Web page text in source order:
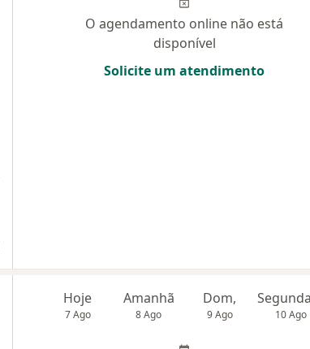
O agendamento online não está
disponível
Solicite um atendimento
Hoje
7 Ago
Amanhã
8 Ago
Dom,
9 Ago 10 Ago